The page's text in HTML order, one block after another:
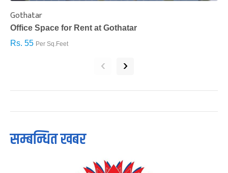
Gothatar
Office Space for Rent at Gothatar
Rs. 55 Per Sq.Feet
‹ ›
सम्बन्धित खबर